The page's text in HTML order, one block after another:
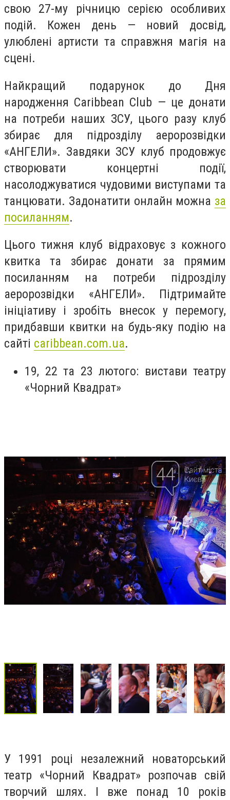
свою 27-му річницю серією особливих
подій. Кожен день — новий досвід,
улюблені артисти та справжня магія на
сцені.
Найкращий подарунок до Дня
народження Caribbean Club — це донати
на потреби наших ЗСУ, цього разу клуб
збирає для підрозділу аеророзвідки
«АНГЕЛИ». Завдяки ЗСУ клуб продовжує
створювати концертні події,
насолоджуватися чудовими виступами та
танцювати. Задонатити онлайн можна за
посиланням.
Цього тижня клуб відраховує з кожного
квитка та збирає донати за прямим
посиланням на потреби підрозділу
аеророзвідки «АНГЕЛИ». Підтримайте
ініціативу і зробіть внесок у перемогу,
придбавши квитки на будь-яку подію на
сайті caribbean.com.ua.
19, 22 та 23 лютого: вистави театру
«Чорний Квадрат»
У 1991 році незалежний новаторський
театр «Чорний Квадрат» розпочав свій
творчий шлях. І вже понад 10 років